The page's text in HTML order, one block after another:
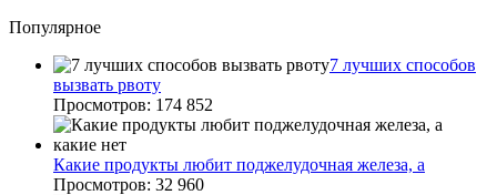
Популярное
7 лучших способов
вызвать рвоту
Просмотров: 174 852
Какие продукты любит поджелудочная железа, а
Просмотров: 32 960